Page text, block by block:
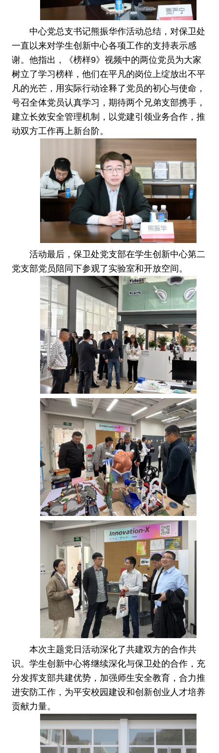
中心党总支书记熊振华作活动总结，对保卫处
一直以来对学生创新中心各项工作的支持表示感
谢。他指出，《榜样9》视频中的两位党员为大家
树立了学习榜样，他们在平凡的岗位上绽放出不平
凡的光芒，用实际行动诠释了党员的初心与使命，
号召全体党员认真学习，期待两个兄弟支部携手，
建立长效安全管理机制，以党建引领业务合作，推
动双方工作再上新台阶。
活动最后，保卫处党支部在学生创新中心第二
党支部党员陪同下参观了实验室和开放空间。
本次主题党日活动深化了共建双方的合作共
识。学生创新中心将继续深化与保卫处的合作，充
分发挥支部共建优势，加强师生安全教育，合力推
进安防工作，为平安校园建设和创新创业人才培养
贡献力量。